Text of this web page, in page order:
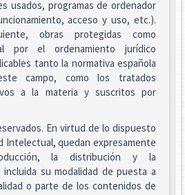
usados, programas de ordenador
acceso y uso, etc.).
obras protegidas como
por el ordenamiento jurídico
tanto la normativa española
campo, como los tratados
a la materia y suscritos por
En virtud de lo dispuesto
Intelectual, quedan expresamente
la distribución y la
incluida su modalidad de puesta a
o parte de los contenidos de